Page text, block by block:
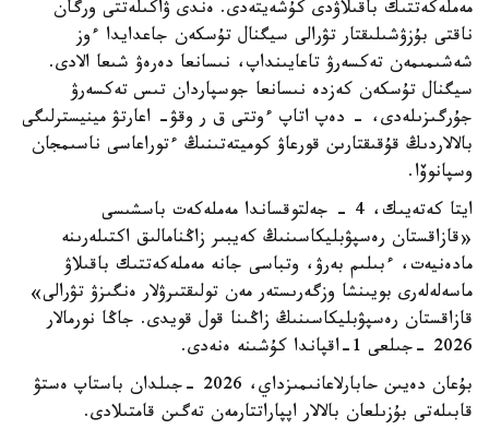
مەملەكەتتىك باقىلاۋدى كۇشەيتەدى. ەندى ۋاكىلەتتى ورگان
ناقتى بۇزۋشىلىقتار تۋرالى سيگنال تۇسكەن جاعدايدا ءوز
شەشىمىمەن تەكسەرۋ تاعايىنداپ، نىسانعا دەرەۋ شىعا الادى.
سيگنال تۇسكەن كەزدە نىسانعا جوسپاردان تىس تەكسەرۋ
جۇرگىزىلەدى، - دەپ اتاپ ءوتتى ق ر وقۋ- اعارتۋ مينيسترلىگى
بالالاردىڭ قۇقىقتارىن قورعاۋ كوميتەتىنىڭ ءتوراعاسى ناسىمجان
وسپانوۆا.
ايتا كەتەيىك، 4 - جەلتوقساندا مەملەكەت باسشىسى
«قازاقستان رەسپۋبليكاسىنىڭ كەيبىر زاڭنامالىق اكتىلەرىنە
مادەنيەت، ءبىلىم بەرۋ، وتباسى جانە مەملەكەتتىك باقىلاۋ
ماسەلەلەرى بويىنشا وزگەرىستەر مەن تولىقتىرۋلار ەنگىزۋ تۋرالى»
قازاقستان رەسپۋبليكاسىنىڭ زاڭىنا قول قويدى. جاڭا نورمالار
2026 -جىلعى 1-اقپاندا كۇشىنە ەنەدى.
بۇعان دەيىن حابارلاعانىمىزداي، 2026 -جىلدان باستاپ ەستۋ
قابىلەتى بۇزىلعان بالالار اپپاراتتارمەن تەگىن قامتىلادى.